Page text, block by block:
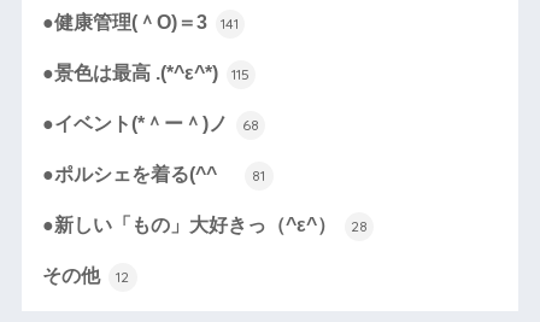
●健康管理(＾O)＝3 141
●景色は最高 .(*^ε^*) 115
●イベント(*＾ー＾)ノ 68
●ポルシェを着る(^^ゞ 81
●新しい「もの」大好きっ（^ε^） 28
その他 12